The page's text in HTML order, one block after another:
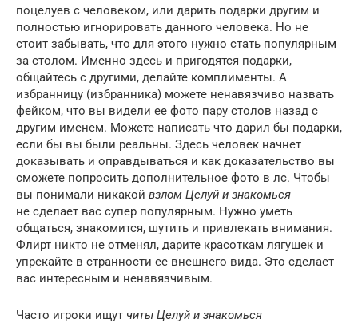
поцелуев с человеком, или дарить подарки другим и
полностью игнорировать данного человека. Но не
стоит забывать, что для этого нужно стать популярным
за столом. Именно здесь и пригодятся подарки,
общайтесь с другими, делайте комплименты. А
избранницу (избранника) можете ненавязчиво назвать
фейком, что вы видели ее фото пару столов назад с
другим именем. Можете написать что дарил бы подарки,
если бы вы были реальны. Здесь человек начнет
доказывать и оправдываться и как доказательство вы
сможете попросить дополнительное фото в лс. Чтобы
вы понимали никакой взлом Целуй и знакомься
не сделает вас супер популярным. Нужно уметь
общаться, знакомится, шутить и привлекать внимания.
Флирт никто не отменял, дарите красоткам лягушек и
упрекайте в странности ее внешнего вида. Это сделает
вас интересным и ненавязчивым.
Часто игроки ищут читы Целуй и знакомься